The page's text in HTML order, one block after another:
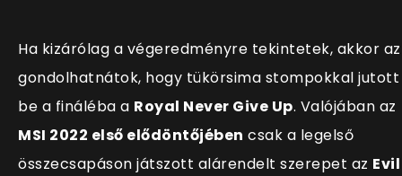
Ha kizárólag a végeredményre tekintetek, akkor
gondolhatnátok, hogy tükörsima stompokkal jutott
be a fináléba a Royal Never Give Up. Valójában az
MSI 2022 első elődöntőjében csak a legelső
összecsapáson játszott alárendelt szerepet az Evil